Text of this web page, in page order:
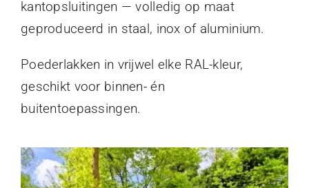
kantopsluitingen — volledig op maat
geproduceerd in staal, inox of aluminium.
Poederlakken in vrijwel elke RAL-kleur,
geschikt voor binnen- én
buitentoepassingen.